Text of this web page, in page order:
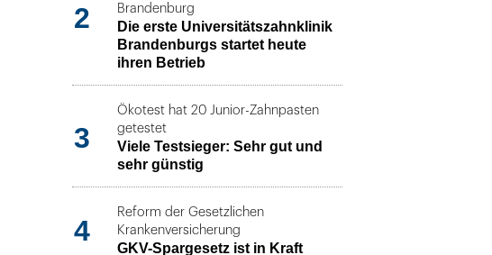
2
Brandenburg
Die erste Universitätszahnklinik
Brandenburgs startet heute
ihren Betrieb
3
Ökotest hat 20 Junior-Zahnpasten
getestet
Viele Testsieger: Sehr gut und
sehr günstig
4
Reform der Gesetzlichen
Krankenversicherung
GKV-Spargesetz ist in Kraft